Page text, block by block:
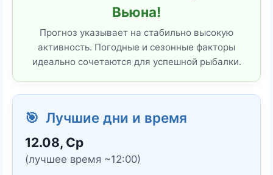
Вьюна!
Прогноз указывает на стабильно высокую
активность. Погодные и сезонные факторы
идеально сочетаются для успешной рыбалки.
🎯 Лучшие дни и время
12.08, Ср
(лучшее время ~12:00)